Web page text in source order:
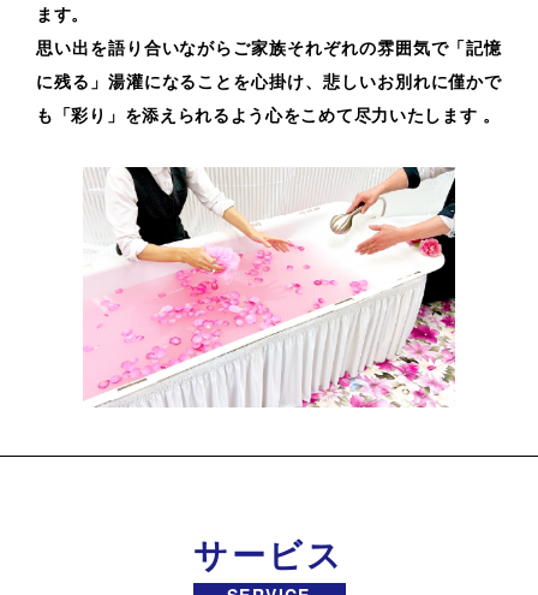
ます。
思い出を語り合いながらご家族それぞれの雰囲気で「記憶
に残る」湯灌になることを心掛け、悲しいお別れに僅かで
も「彩り」を添えられるよう心をこめて尽力いたします 。
サービス